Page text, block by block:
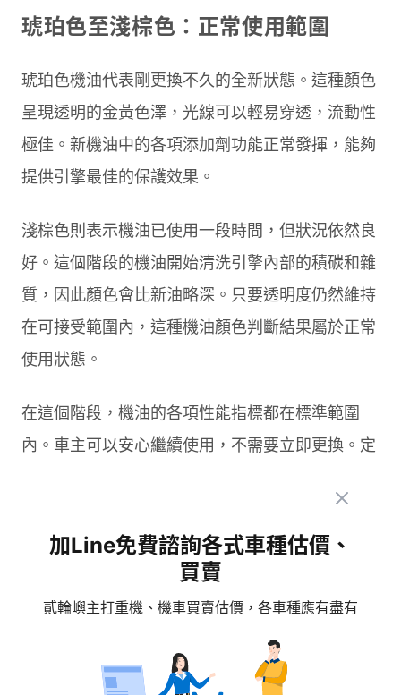
加Line免費諮詢各式車種估價、
買賣
貳輪嶼主打重機、機車買賣估價，各車種應有盡有
琥珀色至淺棕色：正常使用範圍
琥珀色機油代表剛更換不久的全新狀態。這種顏色
呈現透明的金黃色澤，光線可以輕易穿透，流動性
極佳。新機油中的各項添加劑功能正常發揮，能夠
提供引擎最佳的保護效果。
淺棕色則表示機油已使用一段時間，但狀況依然良
好。這個階段的機油開始清洗引擎內部的積碳和雜
質，因此顏色會比新油略深。只要透明度仍然維持
在可接受範圍內，這種機油顏色判斷結果屬於正常
使用狀態。
在這個階段，機油的各項性能指標都在標準範圍
內。車主可以安心繼續使用，不需要立即更換。定
深棕色至黑色：持續使用中
深棕色機油是使用中後期的常見現象。這種顏色顯
示機油已經清洗並懸浮了一定量的引擎內部髒污，